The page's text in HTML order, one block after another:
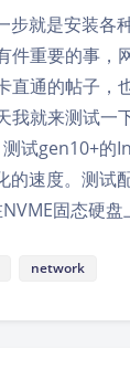
步就是安装各
件重要的事，
直通的帖子，
我就来测试一
试gen10+的
的速度。测试
固态硬
network